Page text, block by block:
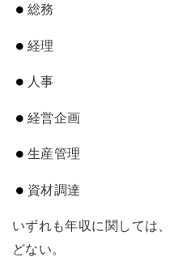
総務
経理
人事
経営企画
生産管理
資材調達
いずれも年収に関しては
どない。